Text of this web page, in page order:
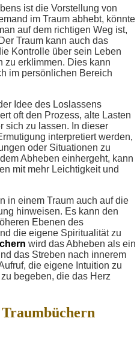
ist die Vorstellung von
im Traum abhebt, könnte
auf dem richtigen Weg ist,
Traum kann auch das
Kontrolle über sein Leben
zu erklimmen. Dies kann
im persönlichen Bereich
Idee des Loslassens
oft den Prozess, alte Lasten
sich zu lassen. In dieser
interpretiert werden,
oder Situationen zu
Abheben einhergeht, kann
mit mehr Leichtigkeit und
in einem Traum auch auf die
hinweisen. Es kann den
Ebenen des
die eigene Spiritualität zu
wird das Abheben als ein
das Streben nach innerem
die eigene Intuition zu
begeben, die das Herz